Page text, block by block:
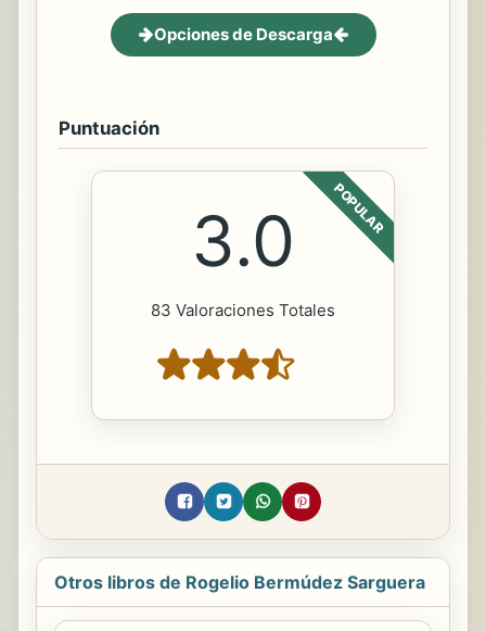
Opciones de Descarga
Puntuación
POPULAR
3.0
83 Valoraciones Totales
Otros libros de Rogelio Bermúdez Sarguera